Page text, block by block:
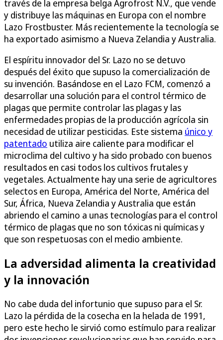
través de la empresa belga Agrofrost N.V., que vende
y distribuye las máquinas en Europa con el nombre
Lazo Frostbuster. Más recientemente la tecnología se
ha exportado asimismo a Nueva Zelandia y Australia.
El espíritu innovador del Sr. Lazo no se detuvo
después del éxito que supuso la comercialización de
su invención. Basándose en el Lazo FCM, comenzó a
desarrollar una solución para el control térmico de
plagas que permite controlar las plagas y las
enfermedades propias de la producción agrícola sin
necesidad de utilizar pesticidas. Este sistema único y
patentado utiliza aire caliente para modificar el
microclima del cultivo y ha sido probado con buenos
resultados en casi todos los cultivos frutales y
vegetales. Actualmente hay una serie de agricultores
selectos en Europa, América del Norte, América del
Sur, África, Nueva Zelandia y Australia que están
abriendo el camino a unas tecnologías para el control
térmico de plagas que no son tóxicas ni químicas y
que son respetuosas con el medio ambiente.
La adversidad alimenta la creatividad
y la innovación
No cabe duda del infortunio que supuso para el Sr.
Lazo la pérdida de la cosecha en la helada de 1991,
pero este hecho le sirvió como estímulo para realizar